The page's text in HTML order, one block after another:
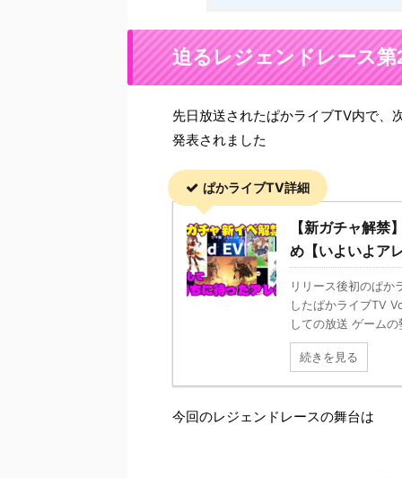
迫るレジェンドレース第
先日放送されたぱかライブTV内で、
発表されました
ぱかライブTV詳細
【新ガチャ解
め【いよいよア
リリース後初のぱか
したぱかライブTV
しての放送 ゲーム
続きを見る
今回のレジェンドレースの舞台は